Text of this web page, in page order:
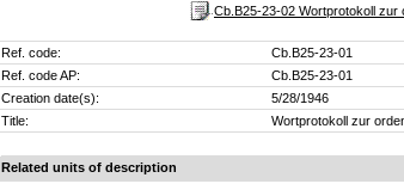
Cb.B25-23-02 Wortprotokoll zur
Ref. code:
Cb.B25-23-01
Ref. code AP:
Cb.B25-23-01
Creation date(s):
5/28/1946
Title:
Wortprotokoll zur
Related units of description